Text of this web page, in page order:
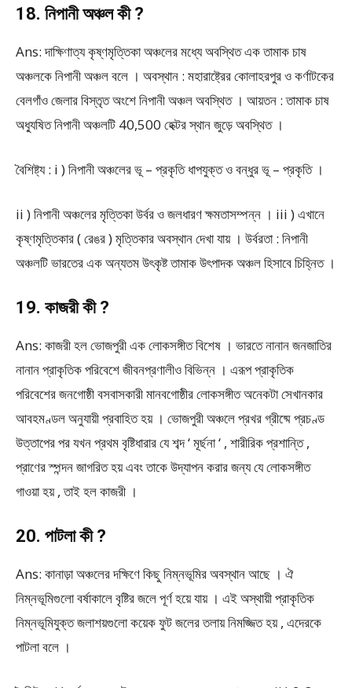
18. নিপানী অঞ্চল কী ?
Ans: দাক্ষিণাত্য কৃষ্ণমৃত্তিকা অঞ্চলের মধ্যে অবস্থিত এক তামাক চাষ
অঞ্চলকে নিপানী অঞ্চল বলে । অবস্থান : মহারাষ্ট্রের কোলাহরপুর ও কর্ণাটকের
বেলগাঁও জেলার বিস্তৃত অংশে নিপানী অঞ্চল অবস্থিত । আয়তন : তামাক চাষ
অধ্যুষিত নিপানী অঞ্চলটি 40,500 হেক্টর স্থান জুড়ে অবস্থিত ।
বৈশিষ্ট্য : i ) নিপানী অঞ্চলের ভূ – প্রকৃতি ধাপযুক্ত ও বন্ধুর ভূ – প্রকৃতি ।
ii ) নিপানী অঞ্চলের মৃত্তিকা উর্বর ও জলধারণ ক্ষমতাসম্পন্ন । iii ) এখানে
কৃষ্ণমৃত্তিকার ( রেঙর ) মৃত্তিকার অবস্থান দেখা যায় । উর্বরতা : নিপানী
অঞ্চলটি ভারতের এক অন্যতম উৎকৃষ্ট তামাক উৎপাদক অঞ্চল হিসাবে চিহ্নিত ।
19. কাজরী কী ?
Ans: কাজরী হল ভোজপুরী এক লোকসঙ্গীত বিশেষ । ভারতে নানান জনজাতির
নানান প্রাকৃতিক পরিবেশে জীবনপ্রণালীও বিভিন্ন । এরূপ প্রাকৃতিক
পরিবেশের জনগোষ্ঠী বসবাসকারী মানবগোষ্ঠীর লোকসঙ্গীত অনেকটা সেখানকার
আবহমণ্ডল অনুযায়ী প্রবাহিত হয় । ভোজপুরী অঞ্চলে প্রখর গ্রীষ্মে প্রচণ্ড
উত্তাপের পর যখন প্রথম বৃষ্টিধারার যে শব্দ ‘ মূর্ছনা ‘ , শারীরিক প্রশান্তি ,
প্রাণের স্পন্দন জাগরিত হয় এবং তাকে উদ্যাপন করার জন্য যে লোকসঙ্গীত
গাওয়া হয় , তাই হল কাজরী ।
20. পাটলা কী ?
Ans: কানাড়া অঞ্চলের দক্ষিণে কিছু নিম্নভূমির অবস্থান আছে । ঐ
নিম্নভূমিগুলো বর্ষাকালে বৃষ্টির জলে পূর্ণ হয়ে যায় । এই অস্থায়ী প্রাকৃতিক
নিম্নভূমিযুক্ত জলাশয়গুলো কয়েক ফুট জলের তলায় নিমজ্জিত হয় , এদেরকে
পাটলা বলে ।